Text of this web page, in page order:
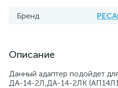
Бренд
Описание
Данный адаптер подойдет
ДА-14-2Л,ДА-14-2ЛК (АП14Л1